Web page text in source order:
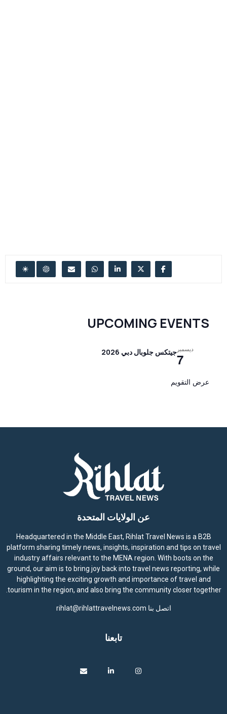
UPCOMING EVENTS
ديسمبر
7جيتكس جلوبال دبي 2026
عرض التقويم
عن الولايات المتحدة
Headquartered in the Middle East, Rihlat Travel News is a B2B
platform sharing timely news, insights, inspiration and tips on travel
industry affairs relevant to the MENA region. With boots on the
ground, our aim is to bring joy back into travel news reporting, while
highlighting the exciting growth and importance of travel and
tourism in the region, and also bring the community closer together.
اتصل بنا rihlat@rihlattravelnews.com
تابعنا